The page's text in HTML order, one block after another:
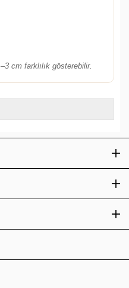
cm farklılık gösterebilir.